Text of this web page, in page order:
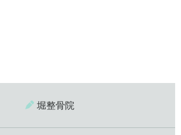
堀整骨院